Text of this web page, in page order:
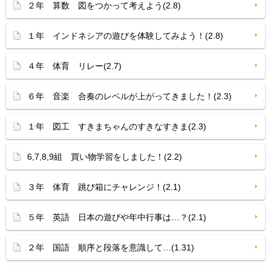
２年 算数 図をつかって考えよう(2.8)
１年 インドネシアの遊びを体験してみよう！(2.8)
４年 体育 リレー(2.7)
６年 音楽 合奏のレベルが上がってきました！(2.3)
１年 図工 すきまちゃんのすきなすきま(2.3)
6,7,8,9組 買い物学習をしました！(2.2)
３年 体育 跳び箱にチャレンジ！(2.1)
５年 英語 日本の遊びや年中行事は…？(2.1)
２年 国語 順序と段落を意識して…(1.31)